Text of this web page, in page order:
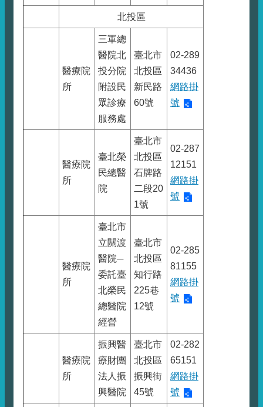
北投區
醫療院
所
三軍總
醫院北
投分院
附設民
眾診療
服務處
臺北市
北投區
新民路
60號
02-289
34436
網路掛
號
醫療院
所
臺北榮
民總醫
院
臺北市
北投區
石牌路
二段20
1號
02-287
12151
網路掛
號
醫療院
所
臺北市
立關渡
醫院─
委託臺
北榮民
總醫院
經營
臺北市
北投區
知行路
225巷
12號
02-285
81155
網路掛
號
醫療院
所
振興醫
療財團
法人振
興醫院
臺北市
北投區
振興街
45號
02-282
65151
網路掛
號